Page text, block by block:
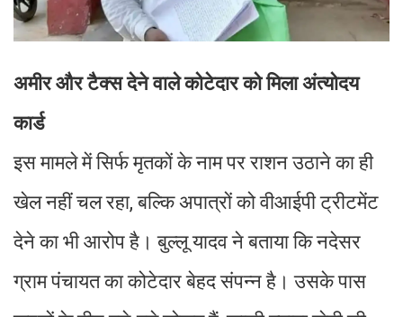
अमीर और टैक्स देने वाले कोटेदार को मिला अंत्योदय
कार्ड
इस मामले में सिर्फ मृतकों के नाम पर राशन उठाने का ही
खेल नहीं चल रहा, बल्कि अपात्रों को वीआईपी ट्रीटमेंट
देने का भी आरोप है। बुल्लू यादव ने बताया कि नदेसर
ग्राम पंचायत का कोटेदार बेहद संपन्न है। उसके पास